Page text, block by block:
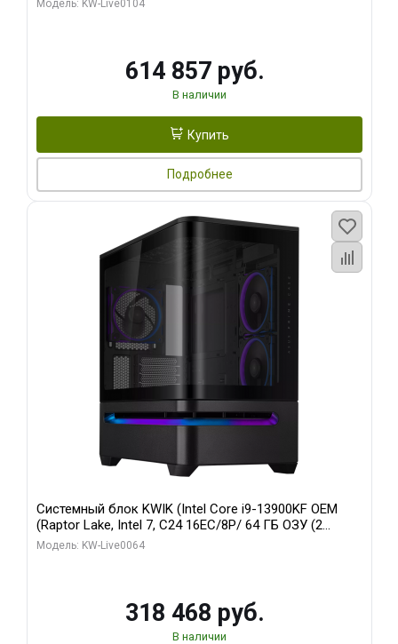
Модель: KW-Live0104
614 857 руб.
В наличии
Купить
Подробнее
Системный блок KWIK (Intel Core i9-13900KF OEM
(Raptor Lake, Intel 7, C24 16EC/8P/ 64 ГБ ОЗУ (2
модуля)/ ASUS RTX5080 PROART OC 16GB GDDR7
Модель: KW-Live0064
318 468 руб.
В наличии